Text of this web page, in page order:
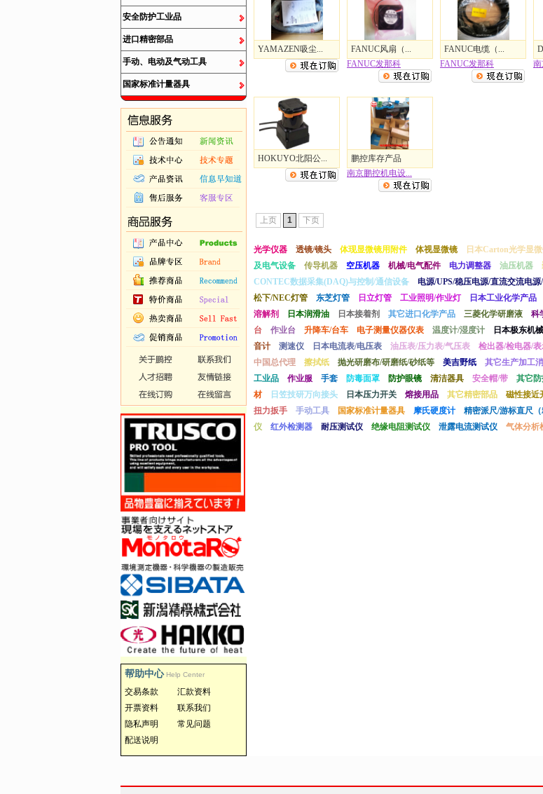
安全防护工业品
进口精密部品
手动、电动及气动工具
国家标准计量器具
帮助中心 Help Center
交易条款
汇款资料
开票资料
联系我们
隐私声明
常见问题
配送说明
YAMAZEN吸尘...
FANUC风扇（...
FANUC发那科
FANUC电缆（...
FANUC发那科
南
HOKUYO北阳公...
鹏控库存产品
南京鹏控机电设...
上页 1 下页
光学仪器 透镜/镜头 体现显微镜用附件 体视显微镜 日本Carton光学显
及电气设备
传导机器 空压机器 机械/电气配件 电力调整器 油压机器
CONTEC数据采集(DAQ)与控制/通信设备
电源/UPS/稳压电源/直流交流电
松下/NEC灯管
东芝灯管 日立灯管 工业照明/作业灯 日本工业化学产品
溶解剂
日本润滑油 日本接着剂 其它进口化学产品 三菱化学研磨液 科
台
作业台 升降车/台车 电子测量仪器仪表 温度计/湿度计 日本极东机
音计
测速仪 日本电流表/电压表 油压表/压力表/气压表 检出器/检电器/
中国总代理
擦拭纸 抛光研磨布/研磨纸/砂纸等 美吉野纸 其它生产加工
工业品
作业服 手套 防毒面罩 防护眼镜 清洁器具 安全帽/带 其它
材
日笠技研万向接头 日本压力开关 熔接用品 其它精密部品 磁性接近
扭力扳手
手动工具 国家标准计量器具 摩氏硬度计 精密派尺/游标直尺（
仪
红外检测器 耐压测试仪 绝缘电阻测试仪 泄露电流测试仪 气体分析